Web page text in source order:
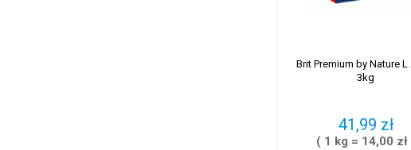
Brit Premium by Nature
3kg
41,99 zł
( 1 kg = 14,00 zł